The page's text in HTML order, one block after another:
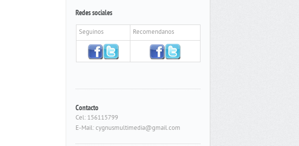
Redes sociales
Seguinos Recomendanos
Cel: 156115799